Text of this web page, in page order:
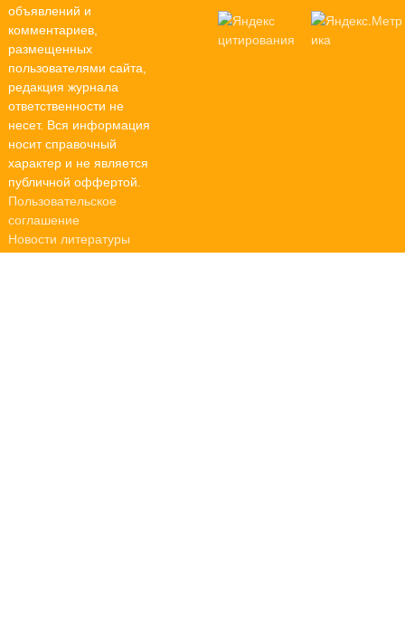
объявлений и
комментариев,
размещенных
пользователями сайта,
редакция журнала
ответственности не
несет. Вся информация
носит справочный
характер и не является
публичной оффертой.
Пользовательское
соглашение
Новости литературы